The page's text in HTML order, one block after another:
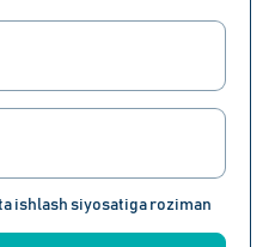
ishlash siyosatiga roziman